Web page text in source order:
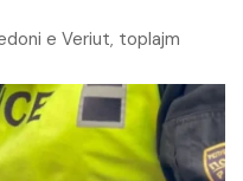
e Veriut, toplajm